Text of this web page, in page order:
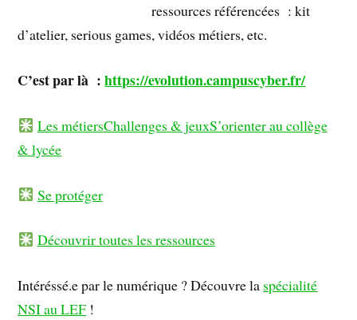
ressources référencées : kit
d’atelier, serious games, vidéos métiers, etc.
C’est par là :https://evolution.campuscyber.fr/
Les métiersChallenges & jeuxS’orienter au collège
& lycée
Se protéger
Découvrir toutes les ressources
Intéréssé.e par le numérique ? Découvre la spécialité
NSI au LEF !